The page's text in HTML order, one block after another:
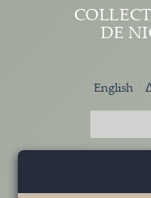
Aller au contenu
DE
English